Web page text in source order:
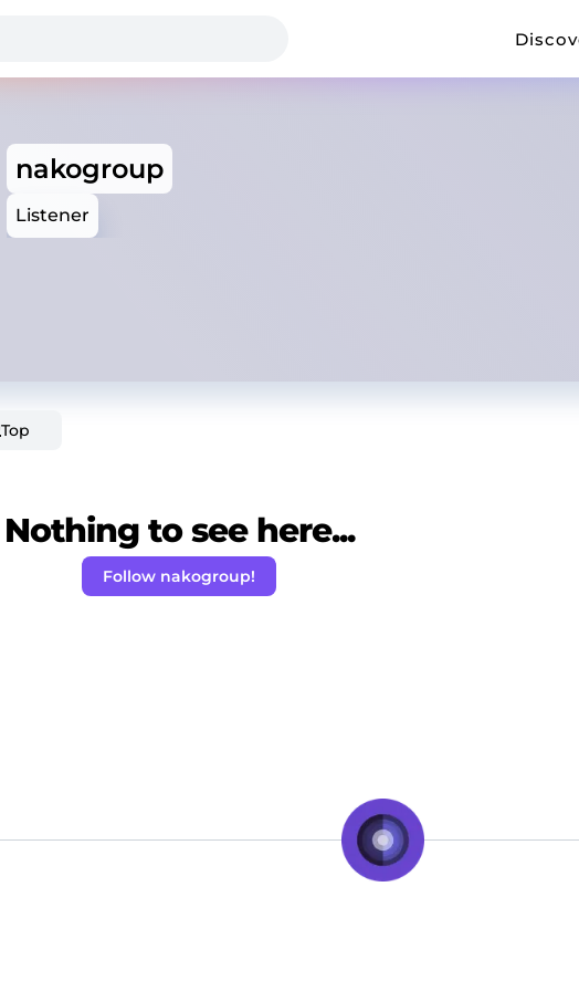
nakogroup
Listener
Top
Nothing to see here...
Follow nakogroup!